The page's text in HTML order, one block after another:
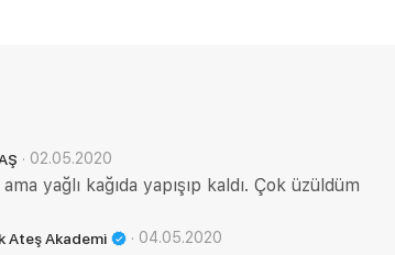
· 02.05.2020
yağlı kağıda yapışıp kaldı. Çok üzüldüm
Ateş Akademi · 04.05.2020